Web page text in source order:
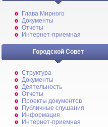
Глава Мирного
Документы
Отчеты
Интернет-приемная
Городской Совет
Структура
Документы
Деятельность
Отчеты
Проекты документов
Публичные слушания
Информация
Интернет-приемная